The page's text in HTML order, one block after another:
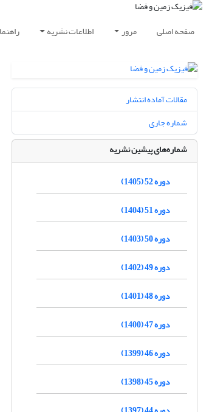
صفحه اصلی مرور اطلاعات نشریه
مقالات آماده انتشار
شماره جاری
شماره‌های پیشین نشریه
دوره 52 (1405)
دوره 51 (1404)
دوره 50 (1403)
دوره 49 (1402)
دوره 48 (1401)
دوره 47 (1400)
دوره 46 (1399)
دوره 45 (1398)